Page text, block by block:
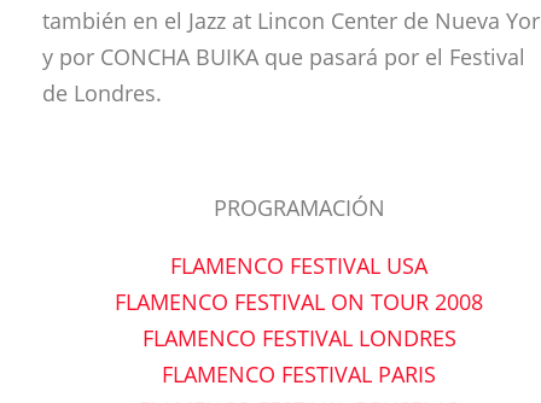
también en el Jazz at Lincon Center de Nueva
y por CONCHA BUIKA que pasará por el Festival
de Londres.
PROGRAMACIÓN
FLAMENCO FESTIVAL USA
FLAMENCO FESTIVAL ON TOUR 2008
FLAMENCO FESTIVAL LONDRES
FLAMENCO FESTIVAL PARIS